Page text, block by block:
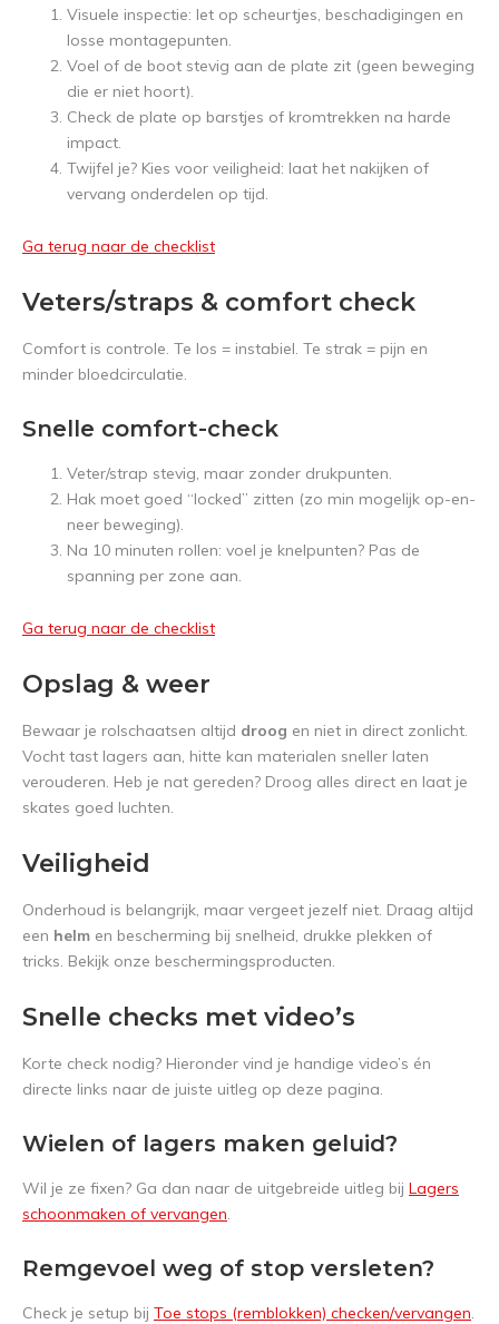
Visuele inspectie: let op scheurtjes, beschadigingen en
losse montagepunten.
Voel of de boot stevig aan de plate zit (geen beweging
die er niet hoort).
Check de plate op barstjes of kromtrekken na harde
impact.
Twijfel je? Kies voor veiligheid: laat het nakijken of
vervang onderdelen op tijd.
Ga terug naar de checklist
Veters/straps & comfort check
Comfort is controle. Te los = instabiel. Te strak = pijn en
minder bloedcirculatie.
Snelle comfort-check
Veter/strap stevig, maar zonder drukpunten.
Hak moet goed “locked” zitten (zo min mogelijk op-en-
neer beweging).
Na 10 minuten rollen: voel je knelpunten? Pas de
spanning per zone aan.
Ga terug naar de checklist
Opslag & weer
Bewaar je rolschaatsen altijd droog en niet in direct zonlicht.
Vocht tast lagers aan, hitte kan materialen sneller laten
verouderen. Heb je nat gereden? Droog alles direct en laat je
skates goed luchten.
Veiligheid
Onderhoud is belangrijk, maar vergeet jezelf niet. Draag altijd
een helm en bescherming bij snelheid, drukke plekken of
tricks. Bekijk onze beschermingsproducten.
Snelle checks met video’s
Korte check nodig? Hieronder vind je handige video’s én
directe links naar de juiste uitleg op deze pagina.
Wielen of lagers maken geluid?
Wil je ze fixen? Ga dan naar de uitgebreide uitleg bij Lagers
schoonmaken of vervangen.
Remgevoel weg of stop versleten?
Check je setup bij Toe stops (remblokken) checken/vervangen.